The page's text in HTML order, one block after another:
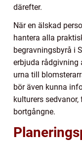
därefter.
När en älskad
hantera alla
begravningsbyrå i
erbjuda rådgivning
urna till
bör även kunna
kulturers
bortgångne.